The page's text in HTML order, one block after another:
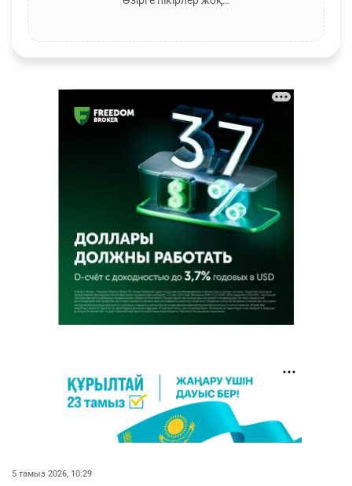
5 тамыз 2026, 10:29